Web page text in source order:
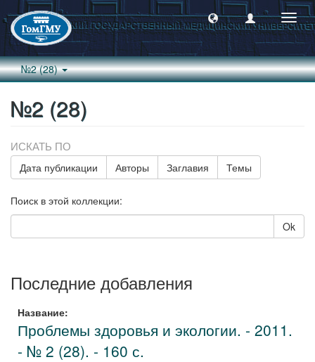
№2 (28)
№2 (28)
ИСКАТЬ ПО
Дата публикации Авторы Заглавия Темы
Поиск в этой коллекции:
Ok
Последние добавления
Название:
Проблемы здоровья и экологии. - 2011.
- № 2 (28). - 160 с.